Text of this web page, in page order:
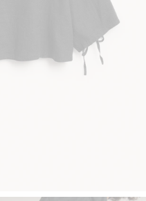
Smidig betalning med Klarna.